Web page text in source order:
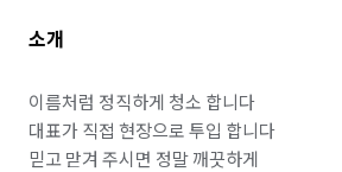
소개
이름처럼 정직하게 청소 합니다
대표가 직접 현장으로 투입 합니다
믿고 맏겨 주시면 정말 깨끗하게